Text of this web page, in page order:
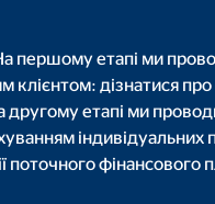
першому етапі ми
дізнатися про
другому етапі ми
індивідуальних
поточного фінансового
до цього